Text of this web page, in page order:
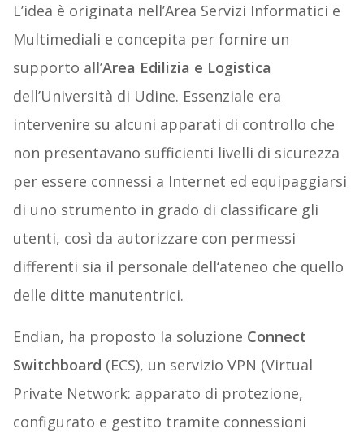
L’idea è originata nell’Area Servizi Informatici e
Multimediali e concepita per fornire un
supporto all’Area Edilizia e Logistica
dell’Università di Udine. Essenziale era
intervenire su alcuni apparati di controllo che
non presentavano sufficienti livelli di sicurezza
per essere connessi a Internet ed equipaggiarsi
di uno strumento in grado di classificare gli
utenti, così da autorizzare con permessi
differenti sia il personale dell‘ateneo che quello
delle ditte manutentrici.
Endian, ha proposto la soluzione Connect
Switchboard (ECS), un servizio VPN (Virtual
Private Network: apparato di protezione,
configurato e gestito tramite connessioni